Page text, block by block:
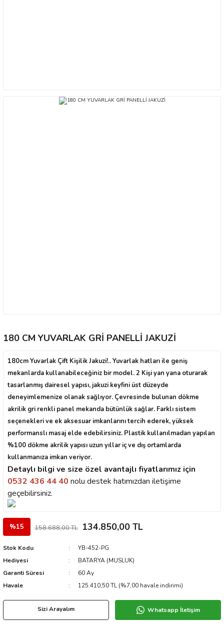
180 CM YUVARLAK GRİ PANELLİ JAKUZİ
180cm Yuvarlak Çift Kişilik Jakuzi!.. Yuvarlak hatları ile geniş
mekanlarda kullanabileceğiniz bir model. 2 Kişi yan yana oturarak
tasarlanmış dairesel yapısı, jakuzi keyfini üst düzeyde
deneyimlemenize olanak sağlıyor. Çevresinde bulunan dökme
akrilik gri renkli panel mekanda bütünlük sağlar. Farklı sistem
seçenekleri ve ek aksesuar imkanlarını tercih ederek, yüksek
performanslı masaj elde edebilirsiniz. Plastik kullanılmadan yapılan
%100 dökme akrilik yapısı uzun yıllar iç ve dış ortamlarda
kullanmanıza imkan veriyor.
Detaylı bilgi ve size özel avantajlı fiyatlarımız için
0532 436 44 40 nolu destek hatımızdan iletişime
geçebilirsiniz.
%15 158.688,00 TL 134.850,00 TL
Stok Kodu
YB-452-PG
Hediyesi
BATARYA (MUSLUK)
Garanti Süresi
60 Ay
Havale
125.410,50 TL (%7,00 havale indirimi)
Sizi Arayalım Whatsapp İletişim